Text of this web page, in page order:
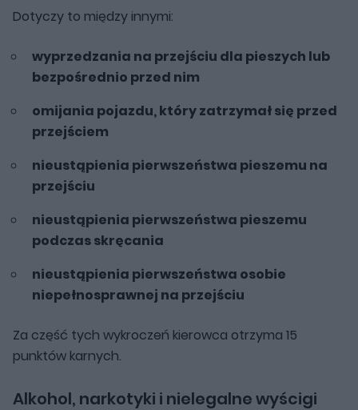
Dotyczy to między innymi:
wyprzedzania na przejściu dla pieszych lub
bezpośrednio przed nim
omijania pojazdu, który zatrzymał się przed
przejściem
nieustąpienia pierwszeństwa pieszemu na
przejściu
nieustąpienia pierwszeństwa pieszemu
podczas skręcania
nieustąpienia pierwszeństwa osobie
niepełnosprawnej na przejściu
Za część tych wykroczeń kierowca otrzyma 15
punktów karnych.
Alkohol, narkotyki i nielegalne wyścigi